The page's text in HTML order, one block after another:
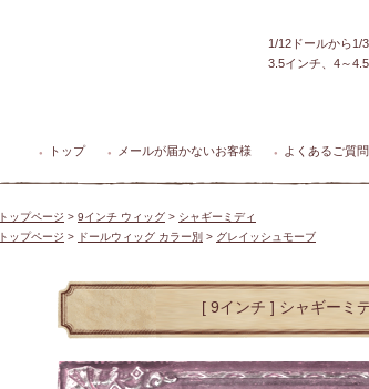
1/12ドールから1/
3.5インチ、4～
● トップ ● メールが届かないお客様 ● よくあるご質問
トップページ > 9インチ ウィッグ > シャギーミディ
トップページ > ドールウィッグ カラー別 > グレイッシュモーブ
[ 9インチ ] シャギーミ